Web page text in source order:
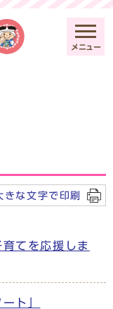
メニュー
きな文字で印刷
てを応援しま
ト」